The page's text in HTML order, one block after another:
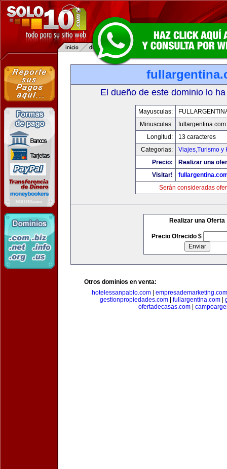
El dueño de este dominio lo
Mayusculas:
Minusculas:
fullargentina.com
Longitud:
13 caracteres
Categorias:
Viajes,Turismo y
Precio:
Realizar una
Visitar!
Serán consideradas
Realizar una Oferta
Precio Ofrecido $
Otros dominios en venta:
hotelessanpablo.com| empresademarketing.com
gestionpropiedades.com
fullargentina.com
ofertadecasas.com|